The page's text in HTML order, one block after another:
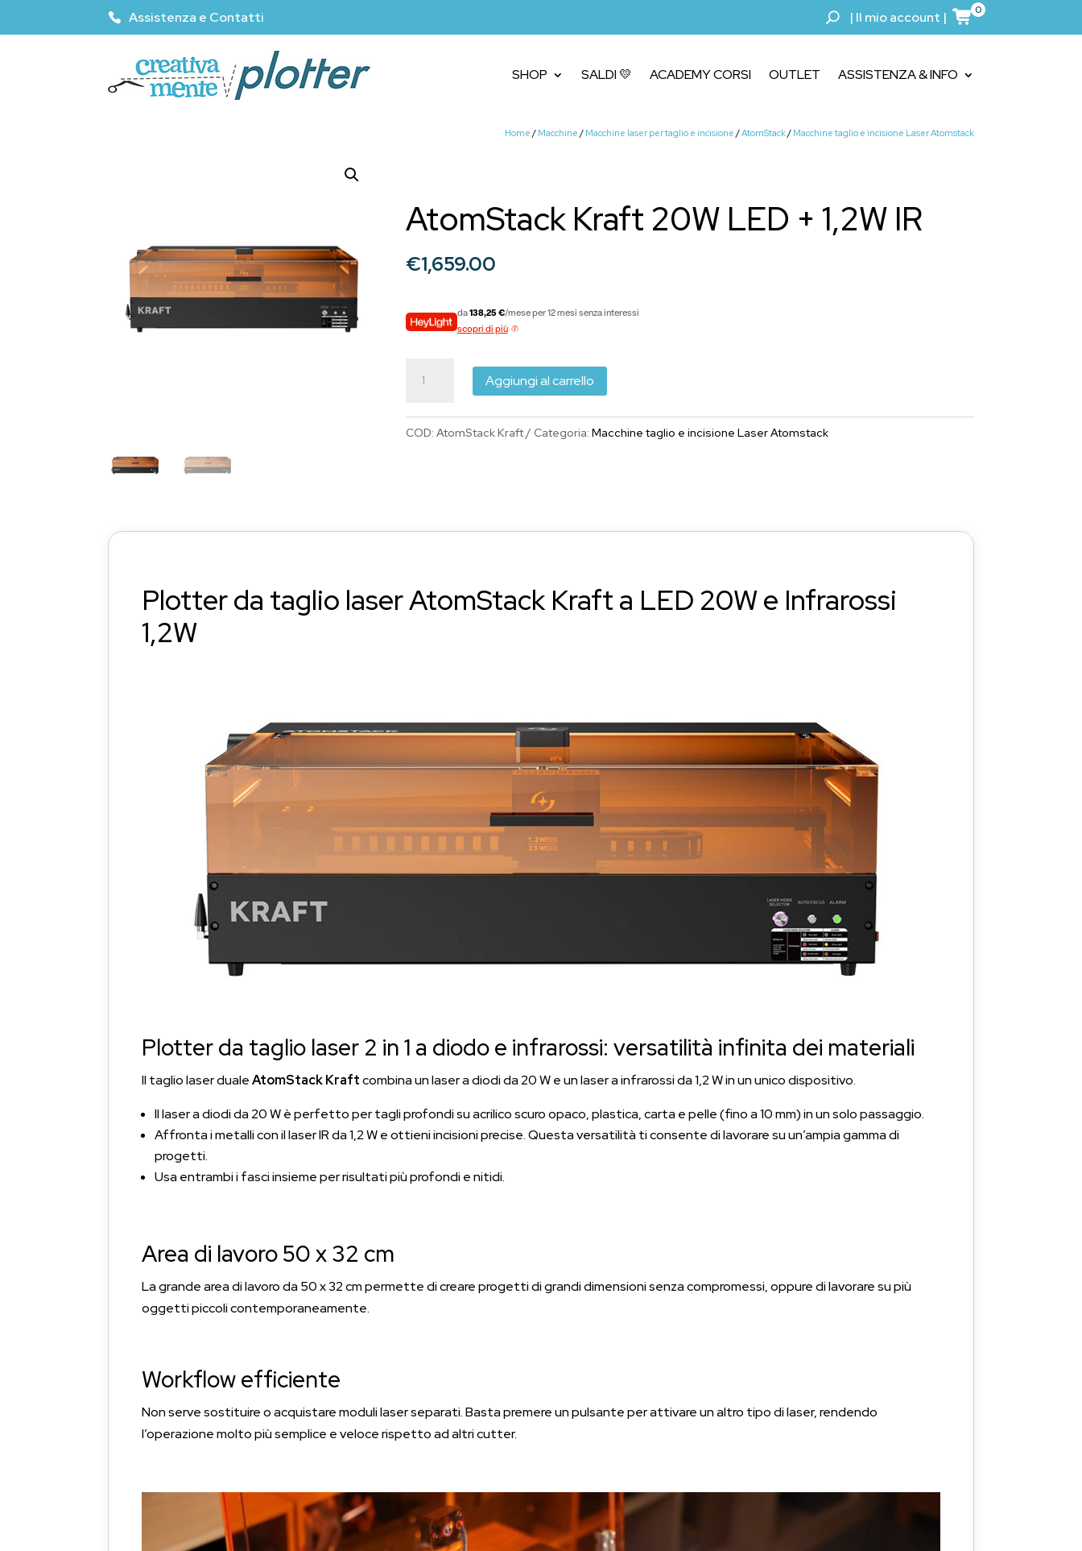
Assistenza e Contatti | Il mio account | 0
SHOP SALDI 💛 ACADEMY CORSI OUTLET ASSISTENZA & INFO
Home / Macchine / Macchine laser per taglio e incisione /AtomStack/ Macchine taglio e incisione Laser Atomstack
AtomStack Kraft 20W LED + 1,2W IR
€1,659.00
da138,25 €/mese per 12 mesi senza interessi
scopri di più
20W
LED
Aggiungi al carrello
COD: AtomStack Kraft Categoria: Macchine taglio e incisione Laser Atomstack
Plotter da taglio laser AtomStack Kraft a LED 20W e Infrarossi
1,2W
Plotter da taglio laser 2 in 1 a diodo e infrarossi: versatilità infinita dei materiali
Il taglio laser dualeAtomStack Kraftcombina un laser a diodi da 20 W e un laser a infrarossi da 1,2 W in un unico dispositivo.
Il laser a diodi da 20 W è perfetto per tagli profondi su acrilico scuro opaco, plastica, carta e pelle (fino a 10 mm) in un solo passaggio.
Affronta i metalli con il laser IR da 1,2 W e ottieni incisioni precise. Questa versatilità ti consente di lavorare su un’ampia gamma di
progetti.
Usa entrambi i fasci insieme per risultati più profondi e nitidi.
Area di lavoro 50 x 32 cm
La grande area di lavoro da 50 x 32 cm permette di creare progetti di grandi dimensioni senza compromessi, oppure di lavorare su più
oggetti piccoli contemporaneamente.
Workflow efficiente
Non serve sostituire o acquistare moduli laser separati. Basta premere un pulsante per attivare un altro tipo di laser, rendendo
l’operazione molto più semplice e veloce rispetto ad altri cutter.